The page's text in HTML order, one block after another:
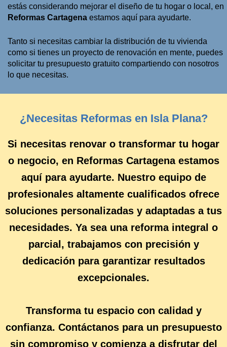
estás considerando mejorar el diseño de tu hogar o local, en
Reformas Cartagena estamos aquí para ayudarte.
Tanto si necesitas cambiar la distribución de tu vivienda
como si tienes un proyecto de renovación en mente, puedes
solicitar tu presupuesto gratuito compartiendo con nosotros
lo que necesitas.
¿Necesitas Reformas en Isla Plana?
Si necesitas renovar o transformar tu hogar
o negocio, en Reformas Cartagena estamos
aquí para ayudarte. Nuestro equipo de
profesionales altamente cualificados ofrece
soluciones personalizadas y adaptadas a tus
necesidades. Ya sea una reforma integral o
parcial, trabajamos con precisión y
dedicación para garantizar resultados
excepcionales.
Transforma tu espacio con calidad y
confianza. Contáctanos para un presupuesto
sin compromiso y comienza a disfrutar del